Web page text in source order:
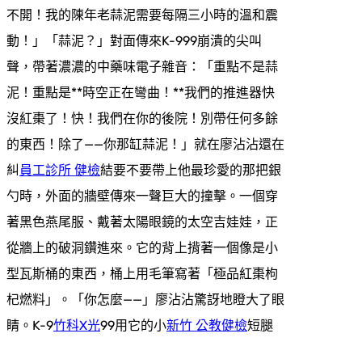
不開！我的陳年老蒜泥需要每隔三小時的溫和震
動！」「蒜泥？」對面傳來K-999崩潰的尖叫
聲，帶著濃濃的中藥味電子雜音：「重點不是蒜
泥！重點是**時空正在彎曲！**我們的推進器快
沒紅棗了！快！我們在你的後院！別帶任何多餘
的東西！除了——你那缸蒜泥！」就在廖沾沾還在
糾 員工診所 健檢結要不要帶上他最珍愛的那把銀
勺時，外面的牆壁傳來一聲巨大的撞擊。一個穿
著黑色燕尾服、戴著太陽眼鏡的太空吉娃娃，正
從牆上的破洞鑽進來。它的背上揹著一個像是小
型瓦斯桶的東西，桶上用毛筆寫著「極品紅棗枸
杞燃料」。「你怎麼——」廖沾沾驚訝地瞪大了眼
睛。K-9竹科X光99用它的小新竹 公教健檢短腿